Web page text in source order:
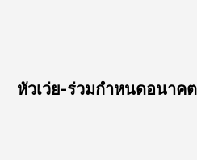
หัวเว่ย-ร่วมกำหนดอนา